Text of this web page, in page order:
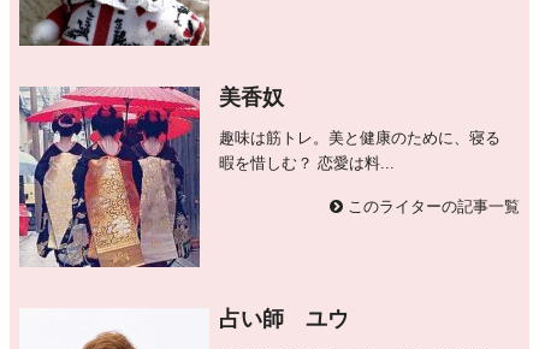
美香奴
趣味は筋トレ。美と健康のために、寝る
暇を惜しむ？ 恋愛は料...
このライターの記事一覧
占い師 ユウ